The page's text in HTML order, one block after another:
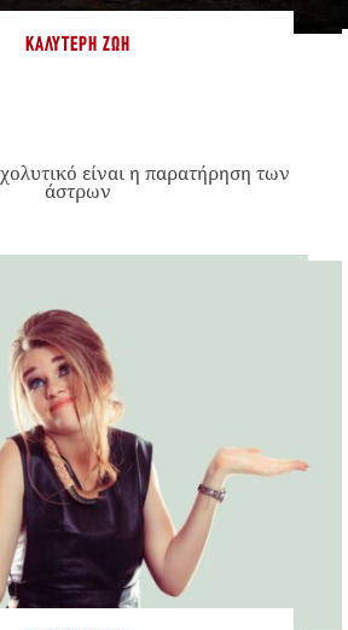
ΚΑΛΎΤΕΡΗ ΖΩΉ
είναι η παρατήρηση των
άστρων